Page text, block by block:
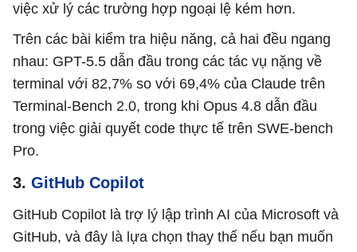
việc xử lý các trường hợp ngoại lệ kém hơn.
Trên các bài kiểm tra hiệu năng, cả hai đều ngang
nhau: GPT-5.5 dẫn đầu trong các tác vụ nặng về
terminal với 82,7% so với 69,4% của Claude trên
Terminal-Bench 2.0, trong khi Opus 4.8 dẫn đầu
trong việc giải quyết code thực tế trên SWE-bench
Pro.
3. GitHub Copilot
GitHub Copilot là trợ lý lập trình AI của Microsoft và
GitHub, và đây là lựa chọn thay thế nếu bạn muốn